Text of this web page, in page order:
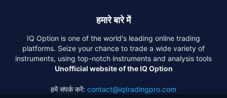
हमारे बारे में
IQ Option is one of the world's leading online trading
platforms. Seize your chance to trade a wide variety of
instruments, using top-notch instruments and analysis tools
Unofficial website of the IQ Option
हमें संपर्क करें: contact@iqtradingpro.com